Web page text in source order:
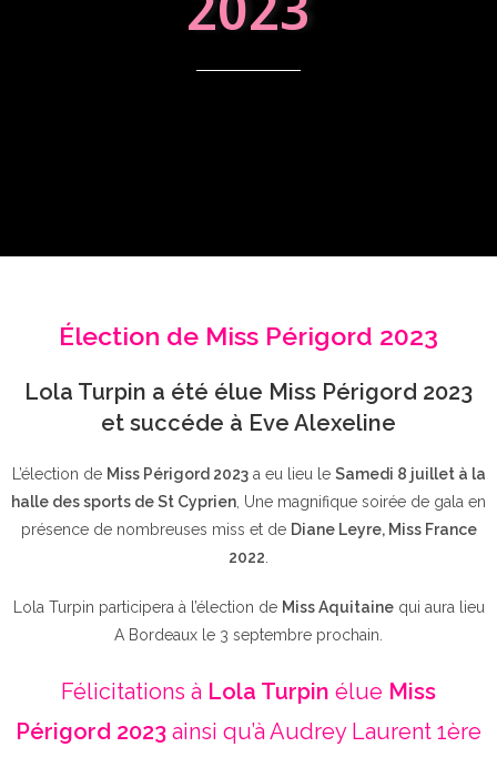
2023
Élection de Miss Périgord 2023
Lola Turpin a été élue Miss Périgord 2023
et succéde à Eve Alexeline
L’élection de Miss Périgord 2023a eu lieu le Samedi 8 juillet à la
halle des sports de St Cyprien , Une magnifique soirée de gala en
présence de nombreuses miss et de Diane Leyre, Miss France
2022
Lola Turpin participera à l’élection de Miss Aquitainequi aura lieu
A Bordeaux le 3 septembre prochain.
Félicitations à Lola Turpin élue Miss
Périgord 2023 ainsi qu’à Audrey Laurent 1ère